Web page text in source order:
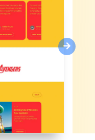
Next